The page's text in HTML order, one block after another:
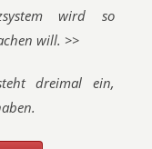
wird so
will. >>
dreimal ein,